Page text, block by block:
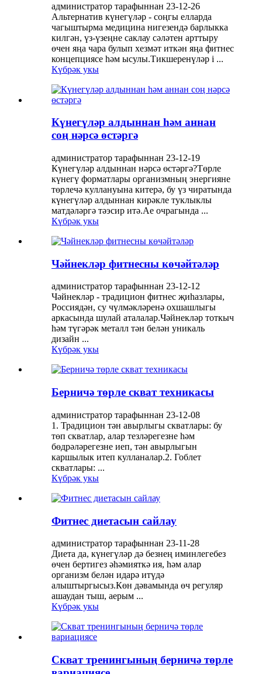
администратор тарафыннан 23-12-26
Альтернатив күнегүләр - соңгы елларда
чагыштырма медицина нигезендә барлыкка
килгән, үз-үзеңне саклау сәләтен арттыру
өчен яңа чара булып хезмәт иткән яңа фитнес
концепциясе һәм ысулы.Тикшеренүләр i ...
Күбрәк укы
Күнегүләр алдыннан һәм аннан
соң нәрсә өстәргә
администратор тарафыннан 23-12-19
Күнегүләр алдыннан нәрсә өстәргә?Төрле
күнегү форматлары организмның энергияне
төрлечә куллануына китерә, бу үз чиратында
күнегүләр алдыннан кирәкле туклыклы
матдәләргә тәэсир итә.Ае очрагында ...
Күбрәк укы
Чәйнекләр фитнесны көчәйтәләр
администратор тарафыннан 23-12-12
Чәйнекләр - традицион фитнес җиһазлары,
Россиядән, су чүлмәкләренә охшашлыгы
аркасында шулай аталалар.Чәйнекләр тоткыч
һәм түгәрәк металл тән белән уникаль
дизайн ...
Күбрәк укы
Берничә төрле скват техникасы
администратор тарафыннан 23-12-08
1. Традицион тән авырлыгы скватлары: бу
төп скватлар, алар тезләрегезне һәм
бөдрәләрегезне иеп, тән авырлыгын
каршылык итеп кулланалар.2. Гоблет
скватлары: ...
Күбрәк укы
Фитнес диетасын сайлау
администратор тарафыннан 23-11-28
Диета да, күнегүләр дә безнең иминлегебез
өчен бертигез әһәмияткә ия, һәм алар
организм белән идарә итүдә
алыштыргысыз.Көн дәвамында өч регуляр
ашаудан тыш, аерым ...
Күбрәк укы
Скват тренингының берничә төрле